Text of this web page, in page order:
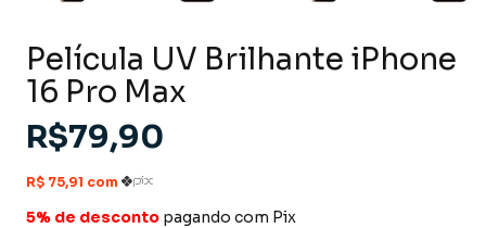
Película UV Brilhante iPhone
16 Pro Max
R$79,90
5% de desconto pagando com Pix